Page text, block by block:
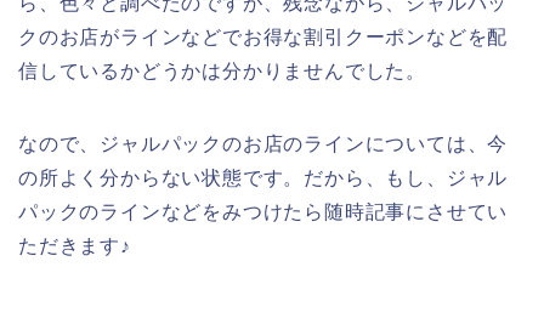
クのお店がラインなどでお得な割引クーポンなどを配
信しているかどうかは分かりませんでした。
なので、ジャルパックのお店のラインについては、今
の所よく分からない状態です。だから、もし、ジャル
パックのラインなどをみつけたら随時記事にさせてい
ただきます♪